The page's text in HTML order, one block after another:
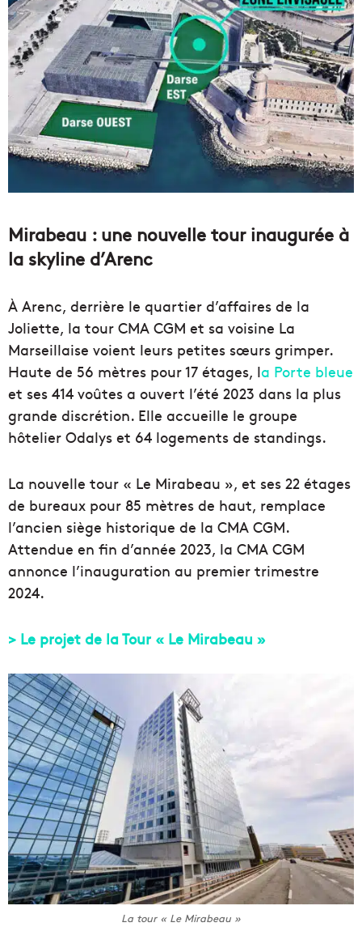
Mirabeau : une nouvelle tour inaugurée à
la skyline d’Arenc
À Arenc, derrière le quartier d’affaires de la
Joliette, la tour CMA CGM et sa voisine La
Marseillaise voient leurs petites sœurs grimper.
Haute de 56 mètres pour 17 étages, la Porte bleue
et ses 414 voûtes a ouvert l’été 2023 dans la plus
grande discrétion. Elle accueille le groupe
hôtelier Odalys et 64 logements de standings.
La nouvelle tour « Le Mirabeau », et ses 22 étages
de bureaux pour 85 mètres de haut, remplace
l’ancien siège historique de la CMA CGM.
Attendue en fin d’année 2023, la CMA CGM
annonce l’inauguration au premier trimestre
2024.
> Le projet de la Tour « Le Mirabeau »
La tour « Le Mirabeau »